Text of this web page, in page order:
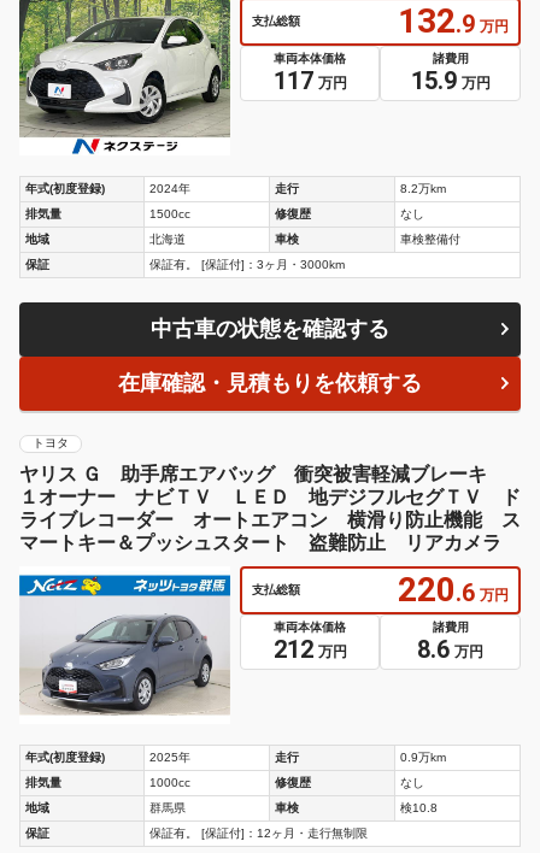
支払総額 132.9 万円
車両本体価格
117 万円
諸費用
15.9 万円
年式(初度登録) 2024年 走行
8.2万km
排気量
1500cc 修復歴
なし
地域
北海道 車検
車検整備付
保証
保証有。 [保証付]：3ヶ月・3000km
中古車の状態を確認する
在庫確認・見積もりを依頼する
トヨタ
ヤリス Ｇ 助手席エアバッグ 衝突被害軽減ブレーキ
１オーナー ナビＴＶ ＬＥＤ 地デジフルセグＴＶ ド
ライブレコーダー オートエアコン 横滑り防止機能 ス
マートキー＆プッシュスタート 盗難防止 リアカメラ
支払総額 220.6 万円
車両本体価格
212 万円
諸費用
8.6 万円
年式(初度登録) 2025年 走行
0.9万km
排気量
1000cc 修復歴
なし
地域
群馬県 車検
検10.8
保証
保証有。 [保証付]：12ヶ月・走行無制限